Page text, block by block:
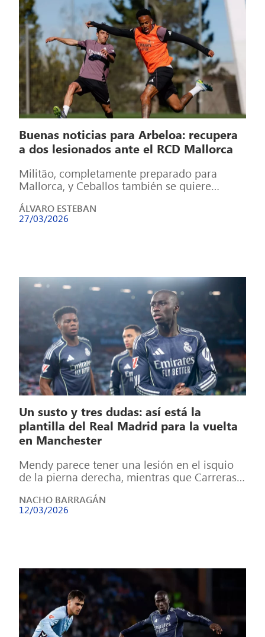
Buenas noticias para Arbeloa: recupera
a dos lesionados ante el RCD Mallorca
Militão, completamente preparado para
Mallorca, y Ceballos también se quiere
del fútbol se […]
ÁLVARO ESTEBAN
27/03/2026
Un susto y tres dudas: así está la
plantilla del Real Madrid para la vuelta
en Manchester
Mendy parece tener una lesión en el isquio
de la pierna derecha, mientras que Carreras y
NACHO BARRAGÁN
12/03/2026